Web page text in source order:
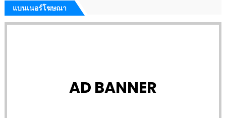
แบนเนอร์โฆษณา
AD BANNER